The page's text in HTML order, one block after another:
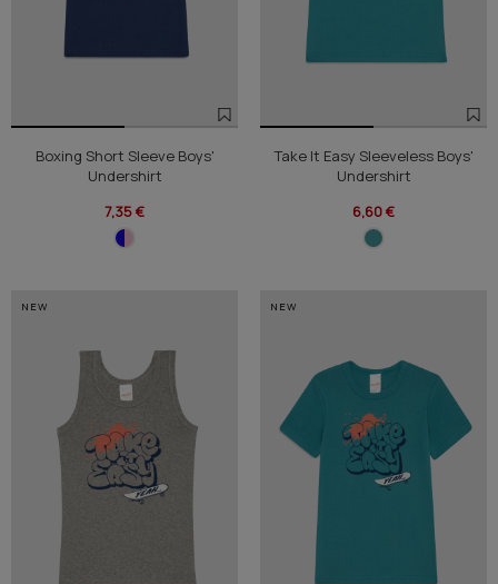
Boxing Short Sleeve Boys'
Undershirt
7,35 €
Take It Easy Sleeveless Boys'
Undershirt
6,60 €
NEW NEW